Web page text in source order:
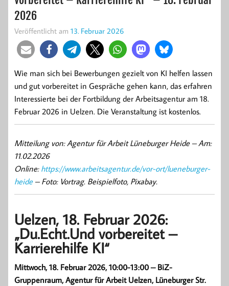
2026
Veröffentlicht am 13. Februar 2026
Wie man sich bei Bewerbungen gezielt von KI helfen lassen
und gut vorbereitet in Gespräche gehen kann, das erfahren
Interessierte bei der Fortbildung der Arbeitsagentur am 18.
Februar 2026 in Uelzen. Die Veranstaltung ist kostenlos.
Mitteilung von: Agentur für Arbeit Lüneburger Heide –Am:
11.02.2026
Online: https://www.arbeitsagentur.de/vor-ort/lueneburger-
heide– Foto: Vortrag. Beispielfoto, Pixabay.
Uelzen, 18. Februar 2026:
„Du.Echt.Und vorbereitet –
Karrierehilfe KI“
Mittwoch, 18. Februar 2026, 10:00-13:00 – BiZ-
Gruppenraum, Agentur für Arbeit Uelzen, Lüneburger Str.